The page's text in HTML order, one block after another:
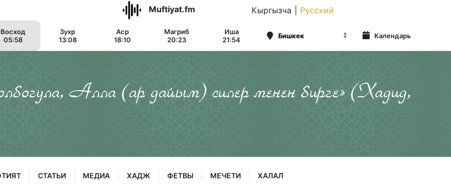
Muftiyat.fm Кыргызча Русский
Восход
05:58
Зухр
13:08
Аср
18:10
Магриб
20:23
Иша
21:54
Календарь
Алла (ар дайым) силер менен бирге» (Хадид,
СТАТЬИ МЕДИА ХАДЖ ФЕТВЫ МЕЧЕТИ ХАЛАЛ